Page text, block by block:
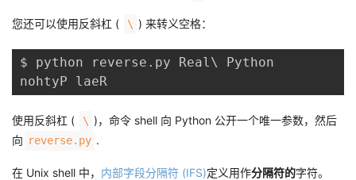
您还可以使用反斜杠 ( \ ) 来转义空格：
$ python reverse.py Real\
Python
使用反斜杠 ( \ )，命令 shell 向 Python 公开一个唯一参数，然后
向 reverse.py .
在 Unix shell 中， 内部字段分隔符 (IFS)定义用作分隔符的字符。